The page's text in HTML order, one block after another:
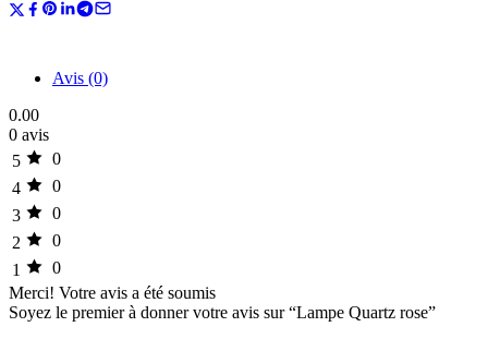
Avis (0)
0.00
0 avis
5
0
4
0
3
0
2
0
1
0
Merci! Votre avis a été soumis
Soyez le premier à donner votre avis sur “Lampe Quartz rose”